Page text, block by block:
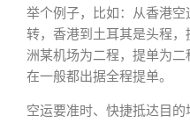
举个例子，比如：从香港
转，香港到土耳其是头程
洲某机场为二程，提单为
在一般都出据全程提单。
空运要准时、快捷抵达目